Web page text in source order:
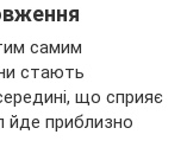
самим
стають
що сприяє
йде приблизно